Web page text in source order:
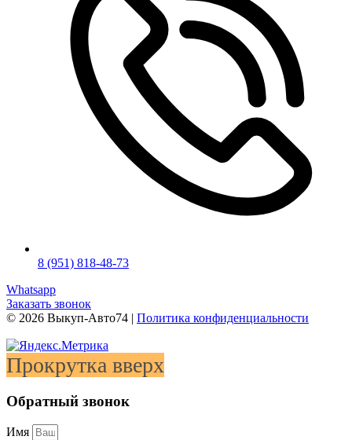
8 (951) 818-48-73
Whatsapp
Заказать звонок
© 2026 Выкуп-Авто74 | Политика конфиденциальности
Прокрутка вверх
Обратный звонок
Имя